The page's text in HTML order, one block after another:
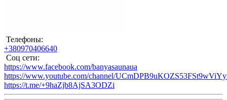
Телефоны:
+380970406640
Соц сети:
https://www.facebook.com/banyasaunaua
https://www.youtube.com/channel/
https://t.me/+9haZjb8AjSA3ODZi